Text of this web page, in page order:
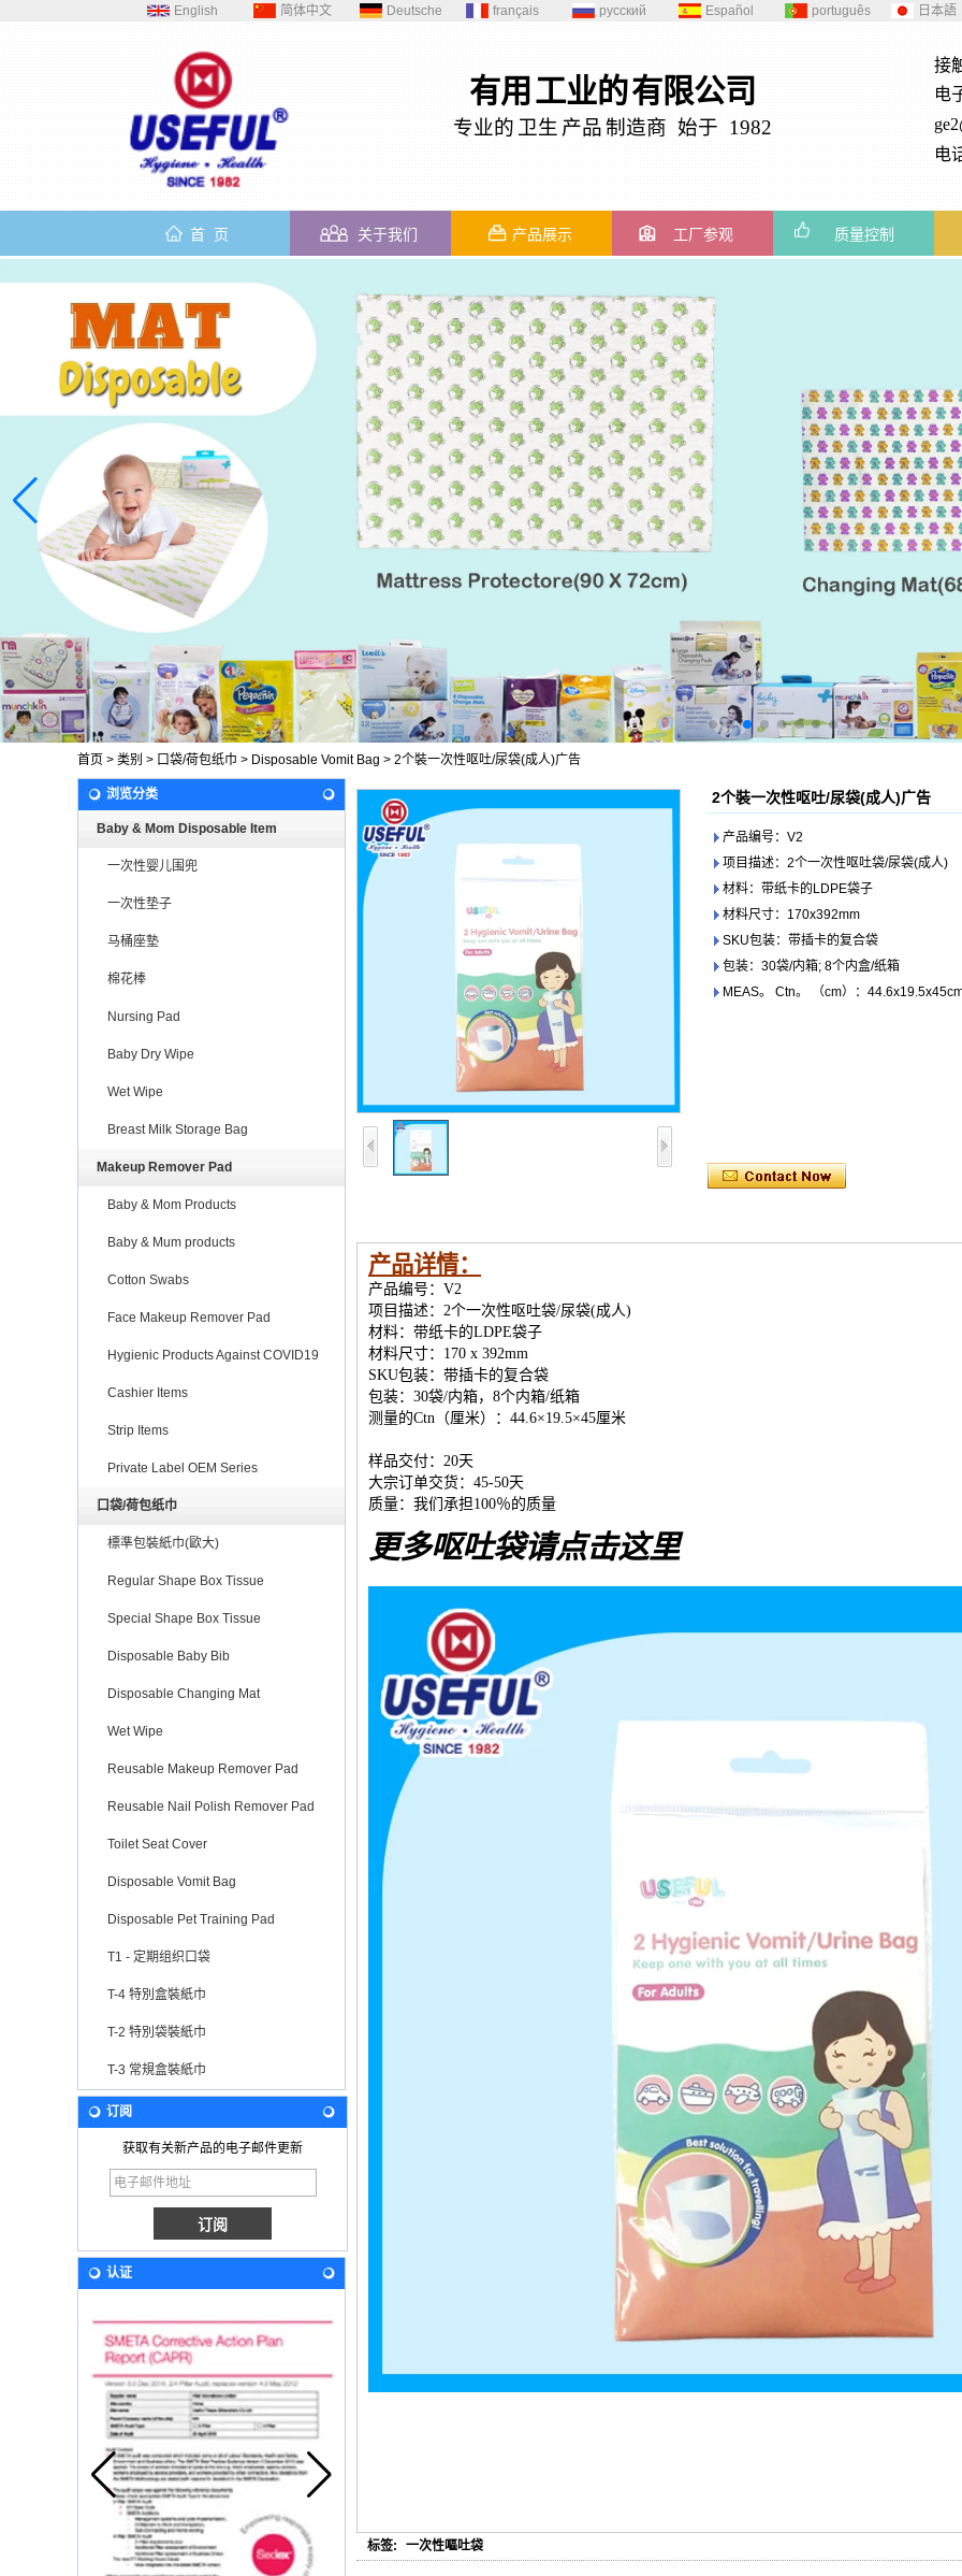
English 简体中文 Deutsche français русский Español português 日本語
有用 工业的有限公司
专业的 卫生 产品制造商 始于 1982
接
电
电
首 页 关于我们 产品展示 工厂参观 质量控制
首页 > 类别 > 口袋/荷包纸巾 > Disposable Vomit Bag > 2个裝一次性呕吐/尿袋(成人)广告
浏览分类
Baby & Mom Disposable Item
一次性婴儿围兜
一次性垫子
马桶座墊
棉花棒
Nursing Pad
Baby Dry Wipe
Wet Wipe
Breast Milk Storage Bag
Makeup Remover Pad
Baby & Mom Products
Baby & Mum products
Cotton Swabs
Face Makeup Remover Pad
Hygienic Products Against COVID19
Cashier Items
Strip Items
Private Label OEM Series
口袋/荷包纸巾
標準包裝紙巾(歐大)
Regular Shape Box Tissue
Special Shape Box Tissue
Disposable Baby Bib
Disposable Changing Mat
Wet Wipe
Reusable Makeup Remover Pad
Reusable Nail Polish Remover Pad
Toilet Seat Cover
Disposable Vomit Bag
Disposable Pet Training Pad
T1 - 定期组织口袋
T-4 特別盒裝紙巾
T-2 特別袋裝紙巾
T-3 常規盒裝紙巾
订阅
获取有关新产品的电子邮件更新
认证
2个裝一次性呕吐/尿袋(成人)广告
产品编号：V2
项目描述：2个一次性呕吐袋/尿袋(成人)
材料：带纸卡的LDPE袋子
材料尺寸：170x392mm
SKU包装：带插卡的复合袋
包装：30袋/内箱; 8个内盒/纸箱
MEAS。 Ctn。 （cm）：
产品详情：
产品编号：V2
项目描述：2个一次性呕吐袋/尿袋(成人)
材料：带纸卡的LDPE袋子
材料尺寸：170 x 392mm
SKU包装：带插卡的复合袋
包装：30袋/内箱，8个内箱/纸箱
测量的Ctn（厘米）：44.6×19.5×45厘米
样品交付：20天
大宗订单交货：45-50天
质量：我们承担100％的质量
更多呕吐袋请点击这里
标签: 一次性嘔吐袋